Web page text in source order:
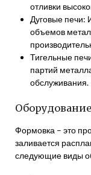
отливки
Дуговые печи:
объемов
Тигельные
партий
обслуживания.
Формовка – это
заливается
следующие виды